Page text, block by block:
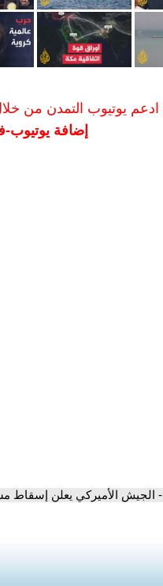
ادعم يوتيوب التمدن من خلال
إضافة
- الجيش الأميركي يعلن إسقاط